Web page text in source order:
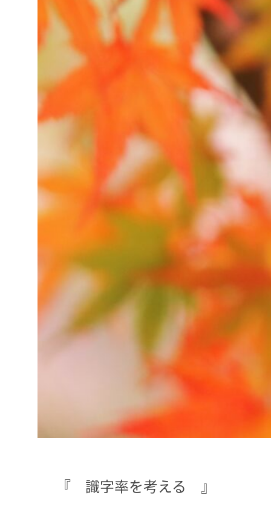
『 識字率を考える 』